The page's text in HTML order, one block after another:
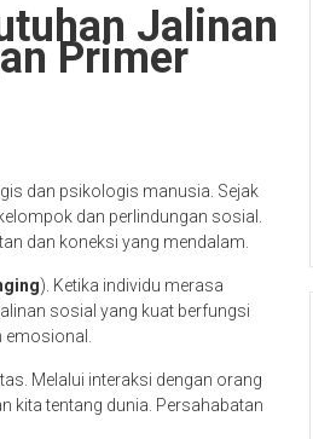
Jalinan
Primer
dan psikologis manusia. Sejak
dan perlindungan sosial.
dan koneksi yang mendalam.
). Ketika individu merasa
sosial yang kuat berfungsi
Melalui interaksi dengan orang
kita tentang dunia. Persahabatan